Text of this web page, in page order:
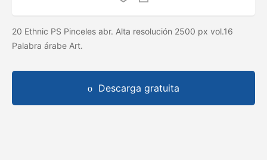
20 Ethnic PS Pinceles abr. Alta resolución 2500 px vol.16
Palabra árabe Art.
Descarga gratuita